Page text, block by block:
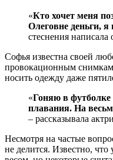
«Кто хочет меня
Олеговне деньги,
стеснения написала
Софья известна своей
провокационным
носить одежду даже
«Гоняю в футболке
плавания. На
– рассказывала
Несмотря на частые
не делится. Известно,